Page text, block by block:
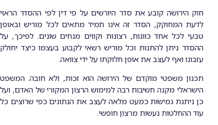
חוק הירושה קובע את סדר היורשים על פי דין לפי ההסדר הראוי
לדעת המחוקק, הסדר זה אינו תמיד מתאים לכל מוריש ובאופן
טבעי לכל אחד כוונות, רצונות וקווים מנחים שונים. לפיכך, על
ההסדר ניתן להתנות וכל מוריש רשאי לקבוע בעצמו כיצד יחולק
עזבונו ואף לעצב את אופן חלוקתו על ידי צוואה.
תכנון משפטי מוקדם של הירושה הוא זכות, ולא חובה. המשפט
הישראלי מקנה חשיבות רבה למימוש הרצון המקורי של האדם, ועל
כן ניתנת גמישות כמעט מלאה לעצב את הנתונים כפי שרוצים כל
עוד ההחלטות נעשות מרצון חופשי.